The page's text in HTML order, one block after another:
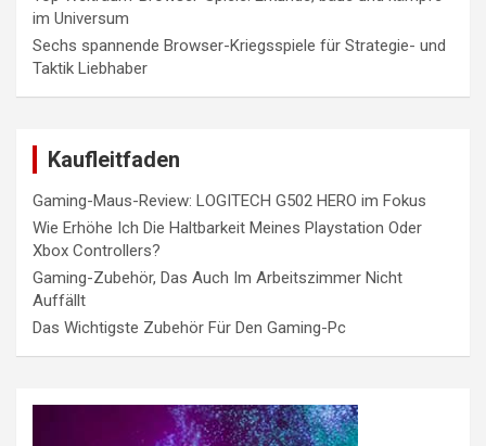
im Universum
Sechs spannende Browser-Kriegsspiele für Strategie- und
Taktik Liebhaber
Kaufleitfaden
Gaming-Maus-Review: LOGITECH G502 HERO im Fokus
Wie Erhöhe Ich Die Haltbarkeit Meines Playstation Oder
Xbox Controllers?
Gaming-Zubehör, Das Auch Im Arbeitszimmer Nicht
Auffällt
Das Wichtigste Zubehör Für Den Gaming-Pc